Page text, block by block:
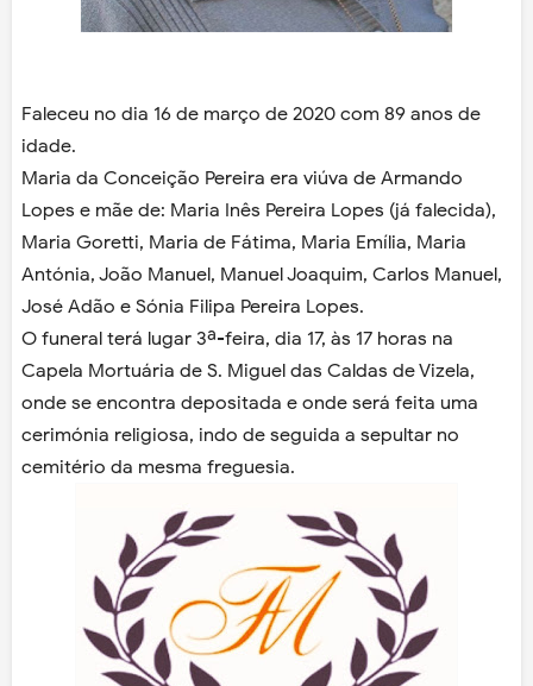
Faleceu no dia 16 de março de 2020 com 89 anos de
idade.
Maria da Conceição Pereira era viúva de Armando
Lopes e mãe de: Maria Inês Pereira Lopes (já falecida),
Maria Goretti, Maria de Fátima, Maria Emília, Maria
Antónia, João Manuel, Manuel Joaquim, Carlos Manuel,
José Adão e Sónia Filipa Pereira Lopes.
O funeral terá lugar 3ª-feira, dia 17, às 17 horas na
Capela Mortuária de S. Miguel das Caldas de Vizela,
onde se encontra depositada e onde será feita uma
cerimónia religiosa, indo de seguida a sepultar no
cemitério da mesma freguesia.